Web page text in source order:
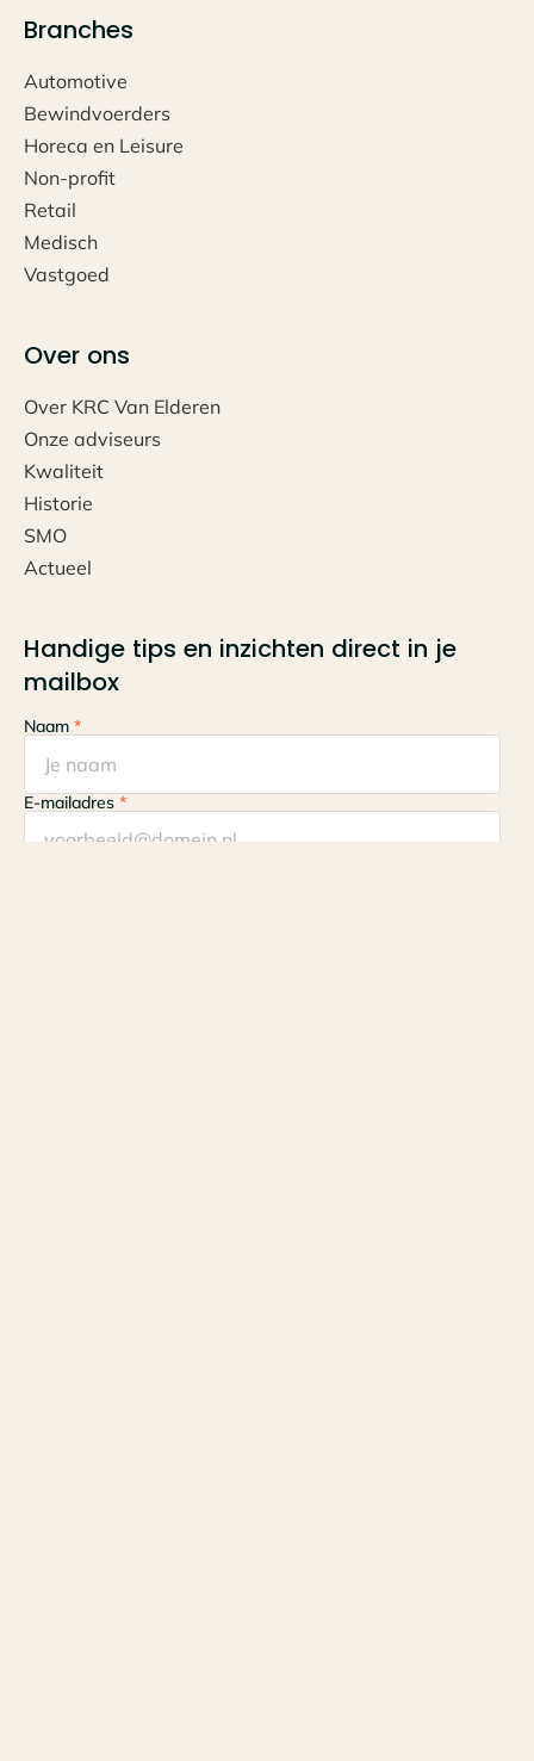
Branches
Automotive
Bewindvoerders
Horeca en Leisure
Non-profit
Retail
Medisch
Vastgoed
Over ons
Over KRC Van Elderen
Onze adviseurs
Kwaliteit
Historie
SMO
Actueel
Handige tips en inzichten direct in je
mailbox
Naam *
E-mailadres *